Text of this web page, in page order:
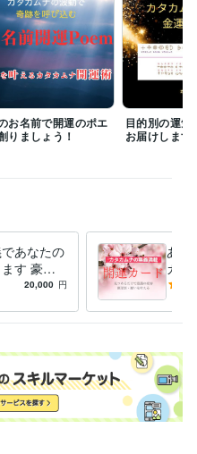
年 : 1997年
サルタント、開運グッズの販売
シロチ化
お名前で開運のポエ
りましょう！
目的別の運気
お届けします
あなたの
す 豪華
で、開運
20,000 円
あな
カー
たを
さい